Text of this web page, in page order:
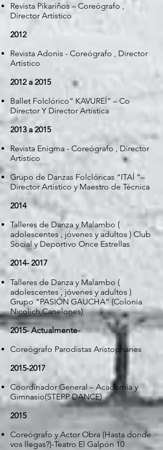
Revista Pikariños – Coreógrafo ,
Director Artístico
2012
Revista Adonis - Coreógrafo , Director
Artístico
2012 a 2015
Ballet Folclórico” KAVUREÍ” – Co
Director Y Director Artística
2013 a 2015
Revista Enigma - Coreógrafo , Director
Artístico
Grupo de Danzas Folclóricas “ITAÍ “–
Director Artístico y Maestro de Técnica
2014
Talleres de Danza y Malambo (
adolescentes , jóvenes y adultos ) Club
Social y Deportivo Once Estrellas
2014- 2017
Talleres de Danza y Malambo (
adolescentes , jóvenes y adultos )
Grupo “PASIÓN GAUCHA” (Colonia
Nicolich,Canelones)
2015- Actualmente-
Coreógrafo Parodistas Aristophanes
2015-2017
Coordinador General – Academia y
Gimnasio(STEPP DANCE)
2015
Coreógrafo y Actor Obra (Hasta donde
vos llegas?)-Teatro El Galpón 10